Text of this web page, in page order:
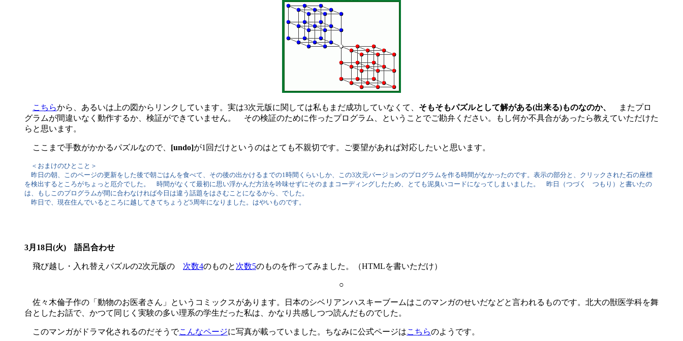
こちらから、あるいは上の図からリンクしています。実は3次元版に関しては私もまだ成功していなくて、 そもそもパズルとして解がある(出来る)ものなのか、
またプロ
グラムが間違いなく動作するか、検証ができていません。 その検証のために作ったプログラム、ということでご勘弁ください。もし何か不具合があったら教えていただけた
らと思います。
ここまで手数がかかるパズルなので、 [undo]が1回だけというのはとても不親切です。ご要望があれば対応したいと思います。
＜おまけのひとこと＞
昨日の朝、このページの更新をした後で朝ごはんを食べて、その後の出かけるまでの1時間くらいしか、この3次元バージョンのプログラムを作る時間がなかったのです。表示の部分と、クリックされた石の座標
を検出するところがちょっと厄介でした。 時間がなくて最初に思い浮かんだ方法を吟味せずにそのままコーディングしたため、とても泥臭いコードになってしまいました。 昨日（つづく つもり）と書いたの
は、もしこのプログラムが間に合わなければ今日は違う話題をはさむことになるから、でした。
昨日で、現在住んでいるところに越してきてちょうど5周年になりました。はやいものです。
3月18日(火) 語呂合わせ
飛び越し・入れ替えパズルの2次元版の 次数4のものと 次数5のものを作ってみました。（HTMLを書いただけ）
○
佐々木倫子作の「動物のお医者さん」というコミックスがあります。日本のシベリアンハスキーブームはこのマンガのせいだなどと言われるものです。北大の獣医学科を舞
台としたお話で、かつて同じく実験の多い理系の学生だった私は、かなり共感しつつ読んだものでした。
このマンガがドラマ化されるのだそうでこんなページに写真が載っていました。ちなみに公式ページはこちらのようです。